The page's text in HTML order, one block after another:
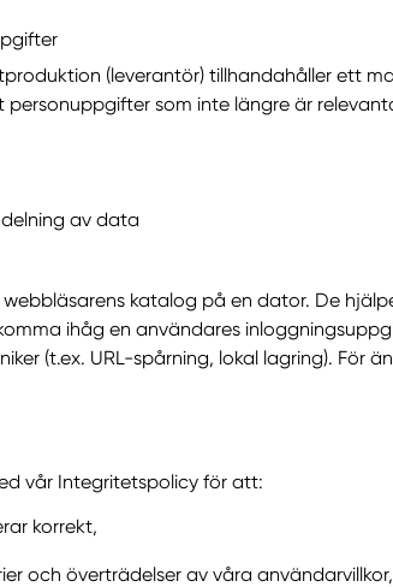
(leverantör) tillhandahåller ett
som inte längre är
av data
katalog på en dator. De
ihåg en användares
(t.ex. URL-spårning, lokal lagring). För
vår Integritetspolicy för att:
korrekt,
och överträdelser av våra användarvillkor,